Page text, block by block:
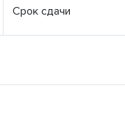
Срок сдачи